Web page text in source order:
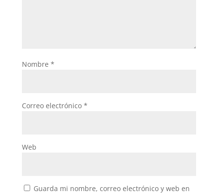
Nombre *
Correo electrónico *
Web
Guarda mi nombre, correo electrónico y web en